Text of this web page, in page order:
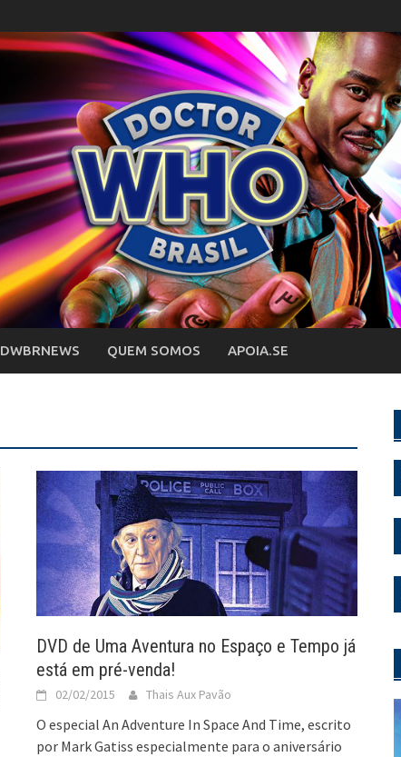
DWBRNEWS QUEM SOMOS APOIA.SE
DVD de Uma Aventura no Espaço e Tempo já
está em pré-venda!
02/02/2015 Thais Aux Pavão
O especial An Adventure In Space And Time, escrito
por Mark Gatiss especialmente para o aniversário